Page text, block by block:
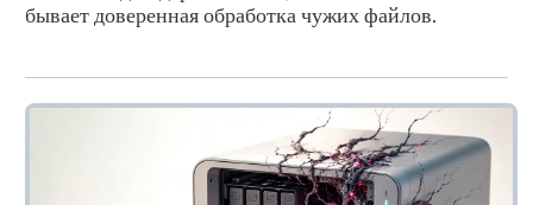
бывает доверенная обработка чужих файлов.